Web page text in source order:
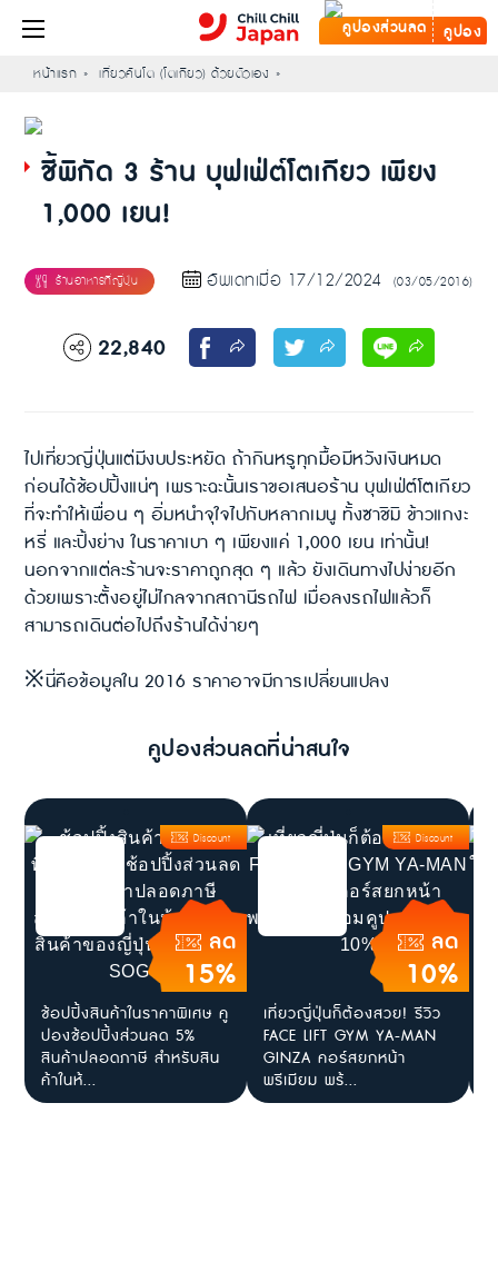
คูปอง
หน้าแรก เที่ยวคันโต (โตเกียว) ด้วยตัวเอง
ชี้พิกัด 3 ร้าน บุฟเฟ่ต์โตเกียว เพียง
1,000 เยน!
อัพเดทเมื่อ 17/12/2024 (03/05/2016)
22,840
ไปเที่ยวญี่ปุ่นแต่มีงบประหยัด ถ้ากินหรูทุกมื้อมีหวังเงินหมด
ก่อนได้ช้อปปิ้งแน่ๆ เพราะฉะนั้นเราขอเสนอร้าน บุฟเฟ่ต์โตเกียว
ที่จะทำให้เพื่อน ๆ อิ่มหนำจุใจไปกับหลากเมนู ทั้งซาชิมิ ข้าวแกงะ
หรี่ และปิ้งย่าง ในราคาเบา ๆ เพียงแค่ 1,000 เยน เท่านั้น!
นอกจากแต่ละร้านจะราคาถูกสุด ๆ แล้ว ยังเดินทางไปง่ายอีก
ด้วยเพราะตั้งอยู่ไม่ไกลจากสถานีรถไฟ เมื่อลงรถไฟแล้วก็
สามารถเดินต่อไปถึงร้านได้ง่ายๆ
※นี่คือข้อมูลใน 2016 ราคาอาจมีการเปลี่ยนแปลง
คูปองส่วนลดที่น่าสนใจ
ลด
15%
Discount
ช้อปปิ้งสินค้าในราคาพิเศษ คู
ปองช้อปปิ้งส่วนลด 5%
สินค้าปลอดภาษี สำหรับสิน
ค้าในห้...
ลด
10%
Discount
เที่ยวญี่ปุ่นก็ต้องสวย! รีวิว
FACE LIFT GYM YA-MAN
GINZA คอร์สยกหน้า
พรีเมียม พร้...